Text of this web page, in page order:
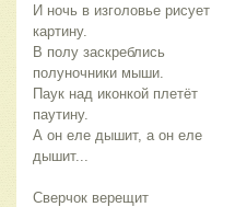
И ночь в изголовье рисует
картину.
В полу заскреблись
полуночники мыши.
Паук над иконкой плетёт
паутину.
А он еле дышит, а он еле
дышит...
Сверчок верещит